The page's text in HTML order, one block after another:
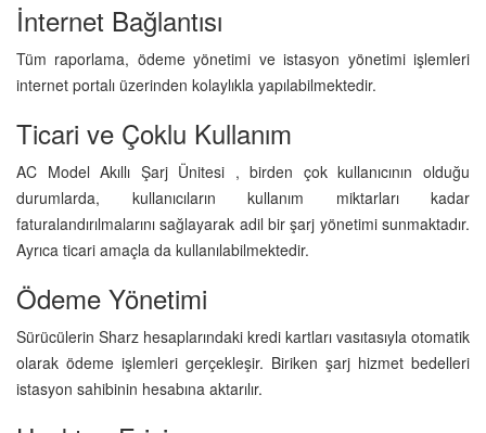
İnternet Bağlantısı
Tüm raporlama, ödeme yönetimi ve istasyon yönetimi işlemleri
internet portalı üzerinden kolaylıkla yapılabilmektedir.
Ticari ve Çoklu Kullanım
AC Model Akıllı Şarj Ünitesi , birden çok kullanıcının olduğu
durumlarda, kullanıcıların kullanım miktarları kadar
faturalandırılmalarını sağlayarak adil bir şarj yönetimi sunmaktadır.
Ayrıca ticari amaçla da kullanılabilmektedir.
Ödeme Yönetimi
Sürücülerin Sharz hesaplarındaki kredi kartları vasıtasıyla otomatik
olarak ödeme işlemleri gerçekleşir. Biriken şarj hizmet bedelleri
istasyon sahibinin hesabına aktarılır.